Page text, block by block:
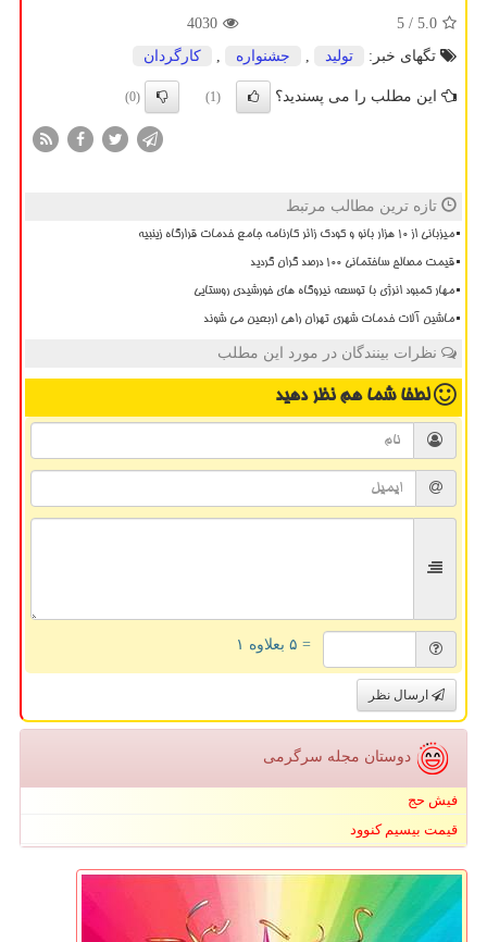
5.0
/ 5
4030
تگهای خبر:
تولید جشنواره كارگردان
این مطلب را می پسندید؟ (1)
(0)
تازه ترین مطالب مرتبط
میزبانی از ۱۰ هزار بانو و کودک زائر کارنامه جامع خدمات قرارگاه زینبیه
قیمت مصالح ساختمانی ۱۰۰ درصد گران گردید
مهار کمبود انرژی با توسعه نیروگاه های خورشیدی روستایی
ماشین آلات خدمات شهری تهران راهی اربعین می شوند
نظرات بینندگان در مورد این مطلب
لطفا شما همنظر دهید
= ۵ بعلاوه ۱
ارسال نظر
دوستان مجله سرگرمی
فیش حج
قیمت بیسیم کنوود